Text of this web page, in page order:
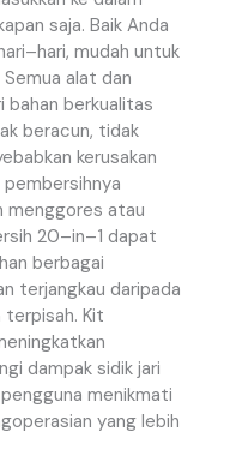
saja. Baik Anda
–hari, mudah untuk
Semua alat dan
bahan berkualitas
beracun, tidak
kerusakan
pembersihnya
menggores atau
20–in–1 dapat
berbagai
terjangkau daripada
terpisah. Kit
dampak sidik jari
pengguna menikmati
yang lebih